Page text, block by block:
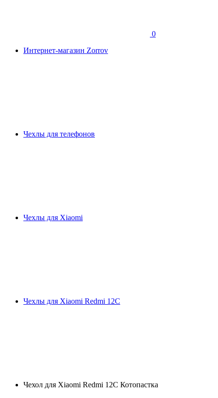
0
Интернет-магазин Zorrov
Чехлы для телефонов
Чехлы для Xiaomi
Чехлы для Xiaomi Redmi 12C
Чехол для Xiaomi Redmi 12C Котопастка